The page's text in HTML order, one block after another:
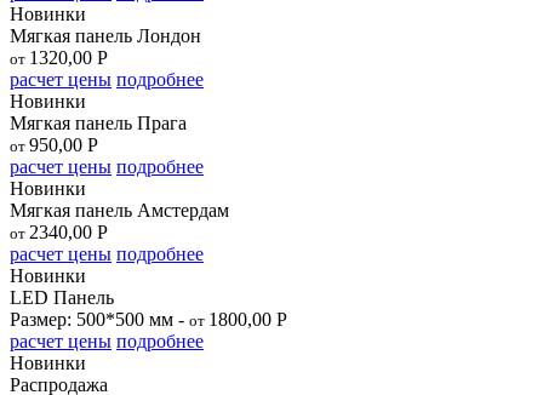
Новинки
Мягкая панель Лондон
от 1320,00 Р
расчет цены подробнее
Новинки
Мягкая панель Прага
от 950,00 Р
расчет цены подробнее
Новинки
Мягкая панель Амстердам
от 2340,00 Р
расчет цены подробнее
Новинки
LED Панель
Размер: 500*500 мм - от 1800,00 Р
расчет цены подробнее
Новинки
Распродажа